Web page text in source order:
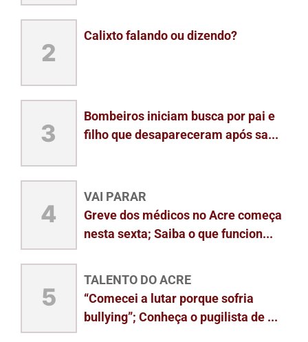
2
Calixto falando ou dizendo?
3
Bombeiros iniciam busca por pai e
filho que desapareceram após sa...
4
VAI PARAR
Greve dos médicos no Acre começa
nesta sexta; Saiba o que funcion...
5
TALENTO DO ACRE
“Comecei a lutar porque sofria
bullying”; Conheça o pugilista de ...